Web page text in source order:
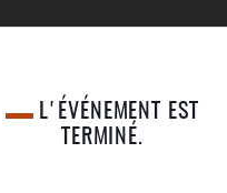
L'ÉVÉNEMENT EST
TERMINÉ.